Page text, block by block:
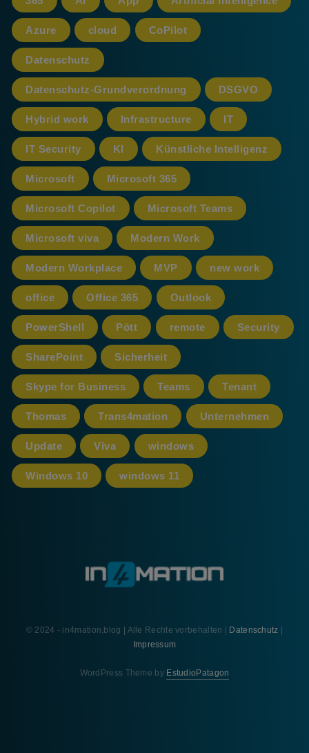
Azure cloud CoPilot
Datenschutz
Datenschutz-Grundverordnung DSGVO
Hybrid work Infrastructure IT
IT Security KI Künstliche Intelligenz
Microsoft Microsoft 365
Microsoft Copilot Microsoft Teams
Microsoft viva Modern Work
Modern Workplace MVP new work
office Office 365 Outlook
PowerShell Pött remote Security
SharePoint Sicherheit
Skype for Business Teams Tenant
Thomas Trans4mation Unternehmen
Update Viva windows
Windows 10 windows 11
© 2024 - in4mation.blog | Alle Rechte vorbehalten | Datenschutz
Impressum
WordPress Theme by EstudioPatagon